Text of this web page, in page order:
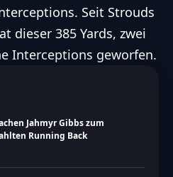
Seit Strouds
dieser 385 Yards, zwei
Interceptions geworfen.
Jahmyr Gibbs zum
Running Back